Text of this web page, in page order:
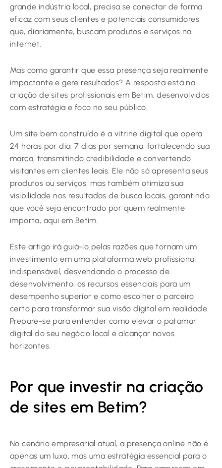
grande indústria local, precisa se conectar de forma
eficaz com seus clientes e potenciais consumidores
que, diariamente, buscam produtos e serviços na
internet.
Mas como garantir que essa presença seja realmente
impactante e gere resultados? A resposta está na
criação de sites profissionais em Betim, desenvolvidos
com estratégia e foco no seu público.
Um site bem construído é a vitrine digital que opera
24 horas por dia, 7 dias por semana, fortalecendo sua
marca, transmitindo credibilidade e convertendo
visitantes em clientes leais. Ele não só apresenta seus
produtos ou serviços, mas também otimiza sua
visibilidade nos resultados de busca locais, garantindo
que você seja encontrado por quem realmente
importa, aqui em Betim.
Este artigo irá guiá-lo pelas razões que tornam um
investimento em uma plataforma web profissional
indispensável, desvendando o processo de
desenvolvimento, os recursos essenciais para um
desempenho superior e como escolher o parceiro
certo para transformar sua visão digital em realidade.
Prepare-se para entender como elevar o patamar
digital do seu negócio local e alcançar novos
horizontes.
Por que investir na criação
de sites em Betim?
No cenário empresarial atual, a presença online não é
apenas um luxo, mas uma estratégia essencial para o